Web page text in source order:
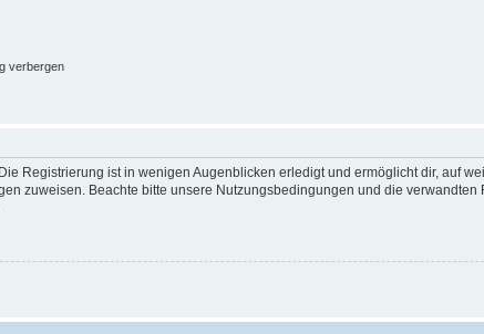
verbergen
Registrierung ist in wenigen Augenblicken erledigt und ermöglicht dir, auf
zuweisen. Beachte bitte unsere Nutzungsbedingungen und die